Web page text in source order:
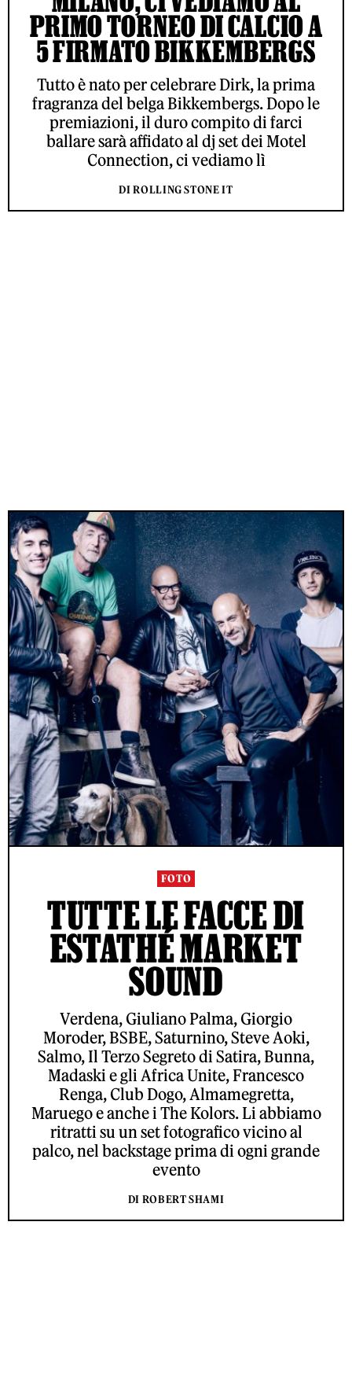
PRIMO TORNEO DI CALCIO A
5 FIRMATO BIKKEMBERGS
Tutto è nato per celebrare Dirk, la prima
fragranza del belga Bikkembergs. Dopo le
premiazioni, il duro compito di farci
ballare sarà affidato al dj set dei Motel
Connection, ci vediamo lì
DI ROLLING STONE IT
FOTO
TUTTE LE FACCE DI
ESTATHÉ MARKET
SOUND
Verdena, Giuliano Palma, Giorgio
Moroder, BSBE, Saturnino, Steve Aoki,
Salmo, Il Terzo Segreto di Satira, Bunna,
Madaski e gli Africa Unite, Francesco
Renga, Club Dogo, Almamegretta,
Maruego e anche i The Kolors. Li abbiamo
ritratti su un set fotografico vicino al
palco, nel backstage prima di ogni grande
evento
DI ROBERT SHAMI